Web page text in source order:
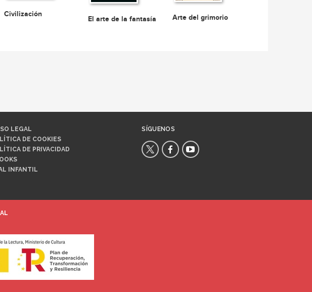
Civilización
El arte de la fantasía Arte del grimorio
LEGAL
DE COOKIES
DE PRIVACIDAD
INFANTIL
SÍGUENOS